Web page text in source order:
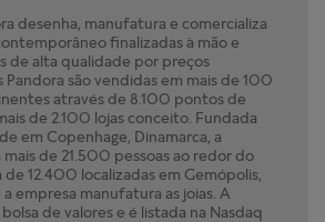
desenha, manufatura e comercializa
finalizadas à mão e
de alta qualidade por preços
Pandora são vendidas em mais de 100
através de 8.100 pontos de
de 2.100 lojas conceito. Fundada
em Copenhage, Dinamarca, a
de 21.500 pessoas ao redor do
12.400 localizadas em Gemópolis,
a empresa manufatura as joias. A
de valores e é listada na Nasdaq